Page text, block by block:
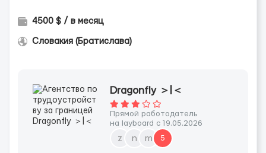
4500 $ / в месяц
Словакия (Братислава)
Dragonfly ＞|＜
Прямой работодатель
на layboard с 19.05.2026
z n m 5